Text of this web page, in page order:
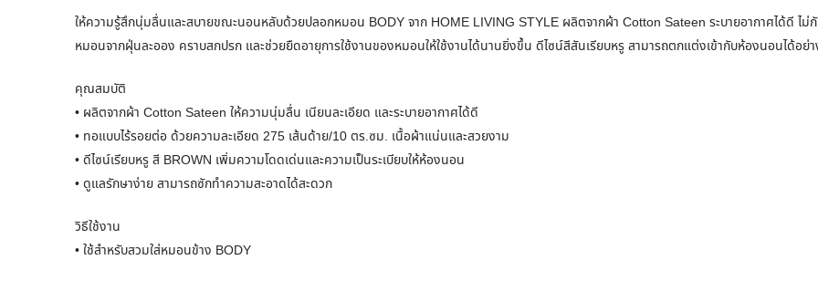
ให้ความรู้สึกนุ่มลื่นและสบายขณะนอนหลับด้วยปลอกหมอน BODY จาก HOME LIVING STYLE ผลิตจากผ้า Cotton Sateen ระบายอากาศได้ดี ไ
หมอนจากฝุ่นละออง คราบสกปรก และช่วยยืดอายุการใช้งานของหมอนให้ใช้งานได้นานยิ่งขึ้น ดีไซน์สีสันเรียบหรู สามารถตกแต่งเข้ากับห้องนอนได้อย่
คุณสมบัติ
• ผลิตจากผ้า Cotton Sateen ให้ความนุ่มลื่น เนียนละเอียด และระบายอากาศได้ดี
• ทอแบบไร้รอยต่อ ด้วยความละเอียด 275 เส้นด้าย/10 ตร.ซม. เนื้อผ้าแน่นและสวยงาม
• ดีไซน์เรียบหรู สี BROWN เพิ่มความโดดเด่นและความเป็นระเบียบให้ห้องนอน
• ดูแลรักษาง่าย สามารถซักทำความสะอาดได้สะดวก
วิธีใช้งาน
• ใช้สำหรับสวมใส่หมอนข้าง BODY